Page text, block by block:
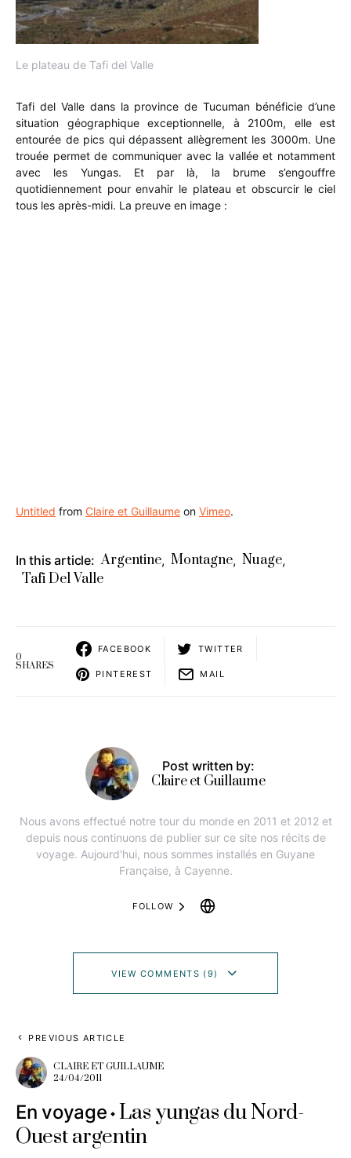
Le plateau de Tafi del Valle
Tafi del Valle dans la province de Tucuman bénéficie d’une
situation géographique exceptionnelle, à 2100m, elle est
entourée de pics qui dépassent allègrement les 3000m. Une
trouée permet de communiquer avec la vallée et notamment
avec les Yungas. Et par là, la brume s’engouffre
quotidiennement pour envahir le plateau et obscurcir le ciel
tous les après-midi. La preuve en image :
Untitled from Claire et Guillaume on Vimeo.
In this article: Argentine, Montagne, Nuage,
Tafi Del Valle
0
SHARES
FACEBOOK TWITTER
PINTEREST MAIL
Post written by:
Claire et Guillaume
Nous avons effectué notre tour du monde en 2011 et 2012 et
depuis nous continuons de publier sur ce site nos récits de
voyage. Aujourd'hui, nous sommes installés en Guyane
Française, à Cayenne.
FOLLOW
VIEW COMMENTS (9)
PREVIOUS ARTICLE
CLAIRE ET GUILLAUME
24/04/2011
En voyage Las yungas du Nord-
Ouest argentin